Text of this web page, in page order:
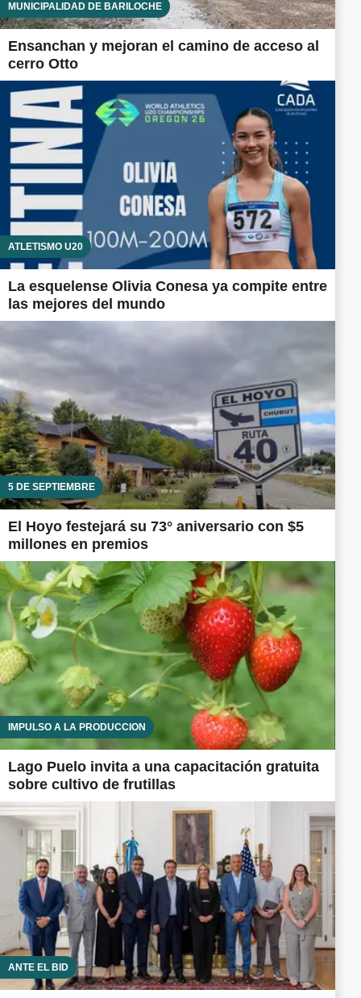
MUNICIPALIDAD DE BARILOCHE
Ensanchan y mejoran el camino de acceso al
cerro Otto
ATLETISMO U20
La esquelense Olivia Conesa ya compite entre
las mejores del mundo
5 DE SEPTIEMBRE
El Hoyo festejará su 73° aniversario con $5
millones en premios
IMPULSO A LA PRODUCCIÓN
Lago Puelo invita a una capacitación gratuita
sobre cultivo de frutillas
ANTE EL BID